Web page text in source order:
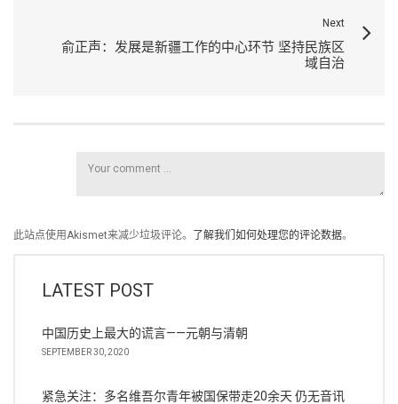
Next
俞正声：发展是新疆工作的中心环节 坚持民族区
域自治
此站点使用Akismet来减少垃圾评论。 了解我们如何处理您的评论数据。
LATEST POST
中国历史上最大的谎言——元朝与清朝
SEPTEMBER 30, 2020
紧急关注：多名维吾尔青年被国保带走20余天 仍无音讯